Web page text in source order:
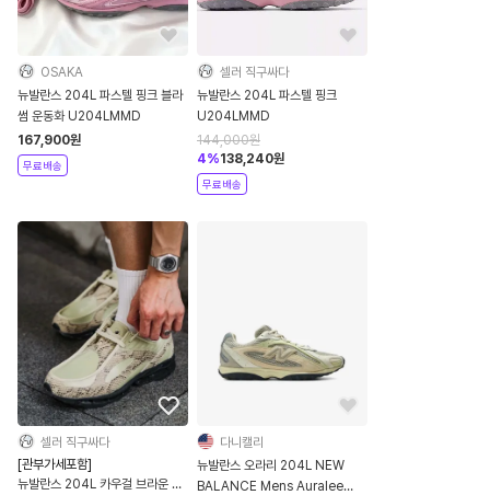
OSAKA
뉴발란스 204L 파스텔 핑크 블라
썸 운동화 U204LMMD
167,900원
무료배송
셀러 직구싸다
뉴발란스 204L 파스텔 핑크
U204LMMD
144,000원
4%138,240원
무료배송
셀러 직구싸다
[관부가세포함]
뉴발란스 204L 카우걸 브라운 화
다니캘리
뉴발란스 오라리 204L NEW
BALANCE Mens Auralee